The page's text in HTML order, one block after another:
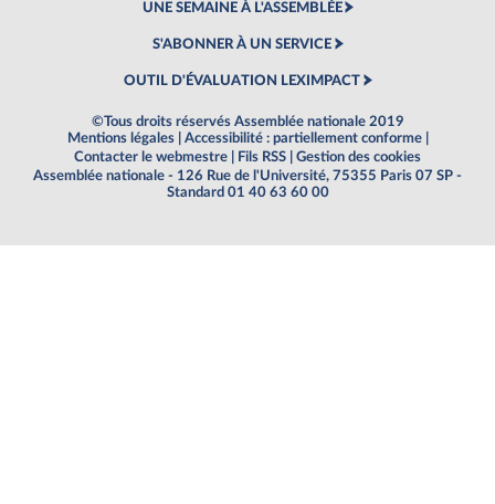
UNE SEMAINE À L'ASSEMBLÉE
S'ABONNER À UN SERVICE
OUTIL D'ÉVALUATION LEXIMPACT
©Tous droits réservés Assemblée nationale 2019
Mentions légales
Accessibilité : partiellement conforme
Contacter le webmestre
Fils RSS
Gestion des cookies
Assemblée nationale - 126 Rue de l'Université, 75355 Paris 07 SP -
Standard 01 40 63 60 00